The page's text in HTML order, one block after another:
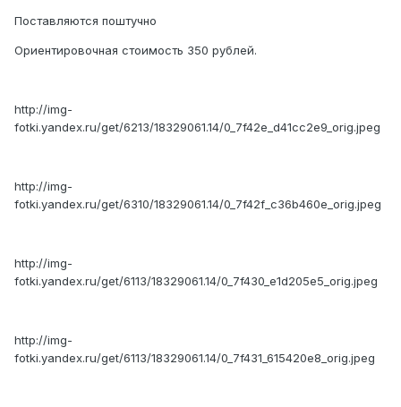
Поставляются поштучно
Ориентировочная стоимость 350 рублей.
http://img-
fotki.yandex.ru/get/6213/18329061.14/0_7f42e_d41cc2e9_orig.jpeg
http://img-
fotki.yandex.ru/get/6310/18329061.14/0_7f42f_c36b460e_orig.jpeg
http://img-
fotki.yandex.ru/get/6113/18329061.14/0_7f430_e1d205e5_orig.jpeg
http://img-
fotki.yandex.ru/get/6113/18329061.14/0_7f431_615420e8_orig.jpeg